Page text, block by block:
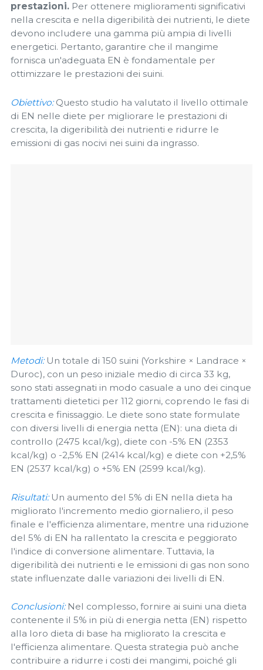
prestazioni. Per ottenere miglioramenti significativi
nella crescita e nella digeribilità dei nutrienti, le diete
devono includere una gamma più ampia di livelli
energetici. Pertanto, garantire che il mangime
fornisca un'adeguata EN è fondamentale per
ottimizzare le prestazioni dei suini.
Obiettivo:Questo studio ha valutato il livello ottimale
di EN nelle diete per migliorare le prestazioni di
crescita, la digeribilità dei nutrienti e ridurre le
emissioni di gas nocivi nei suini da ingrasso.
Metodi: Un totale di 150 suini (Yorkshire × Landrace ×
Duroc), con un peso iniziale medio di circa 33 kg,
sono stati assegnati in modo casuale a uno dei cinque
trattamenti dietetici per 112 giorni, coprendo le fasi di
crescita e finissaggio. Le diete sono state formulate
con diversi livelli di energia netta (EN): una dieta di
controllo (2475 kcal/kg), diete con -5% EN (2353
kcal/kg) o -2,5% EN (2414 kcal/kg) e diete con +2,5%
EN (2537 kcal/kg) o +5% EN (2599 kcal/kg).
Risultati: Un aumento del 5% di EN nella dieta ha
migliorato l'incremento medio giornaliero, il peso
finale e l'efficienza alimentare, mentre una riduzione
del 5% di EN ha rallentato la crescita e peggiorato
l'indice di conversione alimentare. Tuttavia, la
digeribilità dei nutrienti e le emissioni di gas non sono
state influenzate dalle variazioni dei livelli di EN.
Conclusioni: Nel complesso, fornire ai suini una dieta
contenente il 5% in più di energia netta (EN) rispetto
alla loro dieta di base ha migliorato la crescita e
l'efficienza alimentare. Questa strategia può anche
contribuire a ridurre i costi dei mangimi, poiché gli